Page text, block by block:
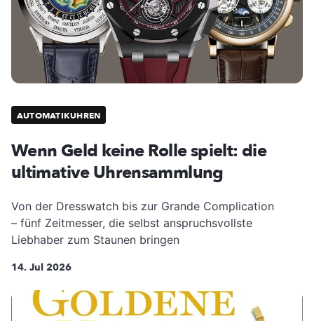
AUTOMATIKUHREN
Wenn Geld keine Rolle spielt: die
ultimative Uhrensammlung
Von der Dresswatch bis zur Grande Complication
– fünf Zeitmesser, die selbst anspruchsvollste
Liebhaber zum Staunen bringen
14. Jul 2026